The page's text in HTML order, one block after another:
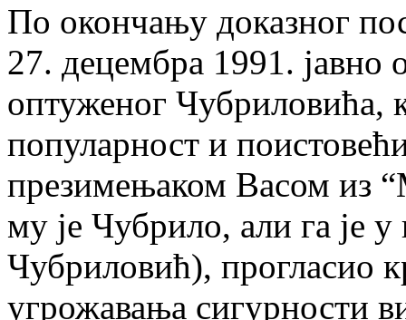
По окончању доказног
27. децембра 1991. јавно
оптуженог Чубриловића,
популарност и
презимењаком Васом из
му је Чубрило, али га је
Чубриловић), прогласио
угрожавања сигурности